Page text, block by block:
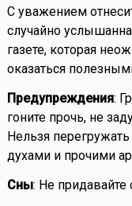
С уважением
случайно
газете, которая
оказаться
Предупреждения:
гоните прочь, не
Нельзя
духами и прочими
Сны: Не придавайте